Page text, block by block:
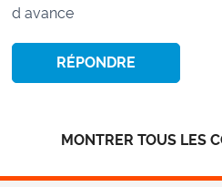
d avance
RÉPONDRE
MONTRER TOUS LES